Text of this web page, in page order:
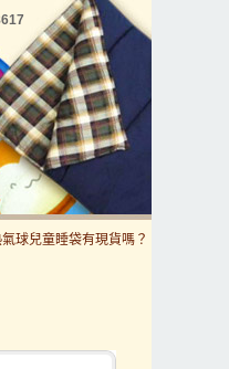
兒童睡袋有現貨嗎？